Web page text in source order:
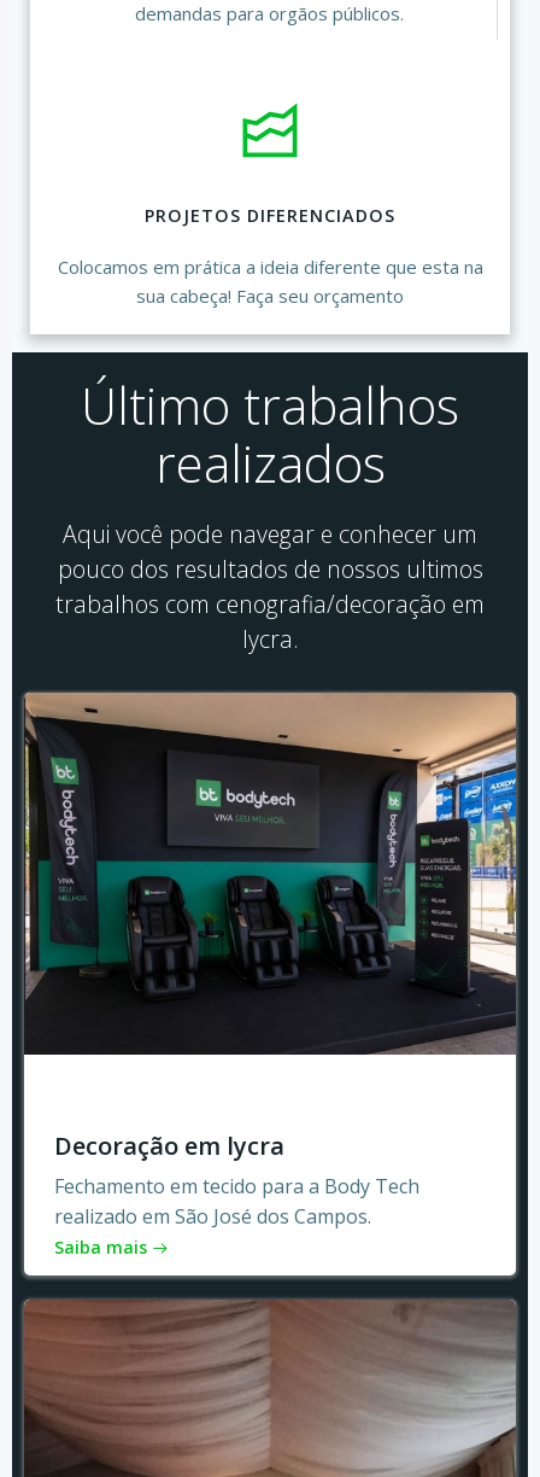
demandas para orgãos públicos.
PROJETOS DIFERENCIADOS
Colocamos em prática a ideia diferente que esta na
sua cabeça! Faça seu orçamento
Último trabalhos
realizados
Aqui você pode navegar e conhecer um
pouco dos resultados de nossos ultimos
trabalhos com cenografia/decoração em
lycra.
Decoração em lycra
Fechamento em tecido para a Body Tech
realizado em São José dos Campos.
Saiba mais